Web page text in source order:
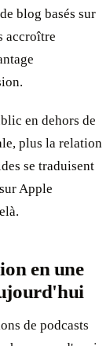
blog basés sur
accroître
en dehors de
plus la relation
se traduisent
Apple
en une
de podcasts